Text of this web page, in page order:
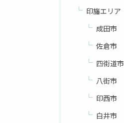
印旛エリア
成田市
佐倉市
四街道市
八街市
印西市
白井市